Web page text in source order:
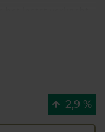
meer dan 9% in
totaal 2 verkopen
(2020). Volgens
waarde te hoog
op de
2,9 %